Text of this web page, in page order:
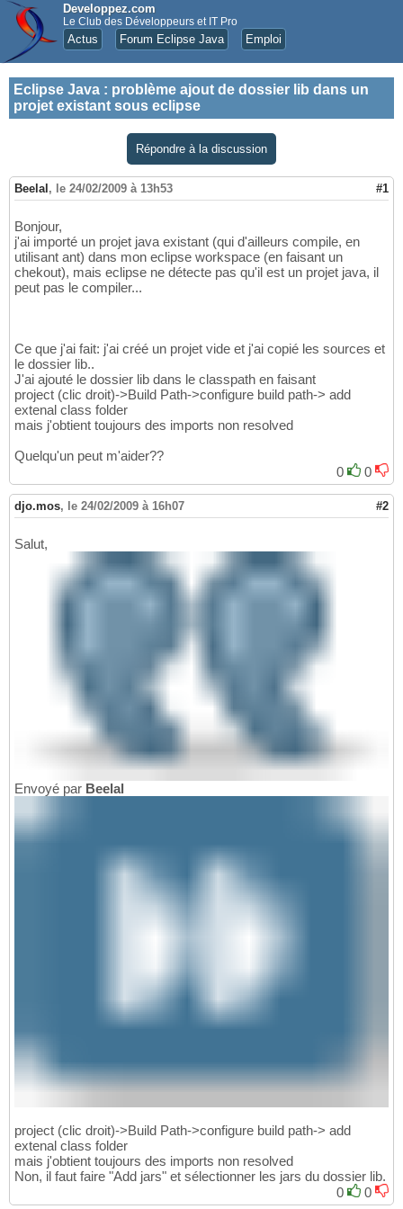
Developpez.com
Le Club des Développeurs et IT Pro
Actus Forum Eclipse Java Emploi
Eclipse Java : problème ajout de dossier lib dans un
projet existant sous eclipse
Répondre à la discussion
Beelal , le 24/02/2009 à 13h53 #1
Bonjour,
j'ai importé un projet java existant (qui d'ailleurs compile, en
utilisant ant) dans mon eclipse workspace (en faisant un
chekout), mais eclipse ne détecte pas qu'il est un projet java, il
peut pas le compiler...
Ce que j'ai fait: j'ai créé un projet vide et j'ai copié les sources et
le dossier lib..
J'ai ajouté le dossier lib dans le classpath en faisant
project (clic droit)->Build Path->configure build path-> add
extenal class folder
mais j'obtient toujours des imports non resolved
Quelqu'un peut m'aider??
0
0
djo.mos, le 24/02/2009 à 16h07 #2
Salut,
Envoyé par Beelal
project (clic droit)->Build Path->configure build path-> add
extenal class folder
mais j'obtient toujours des imports non resolved
Non, il faut faire "Add jars" et sélectionner les jars du dossier lib.
0
0